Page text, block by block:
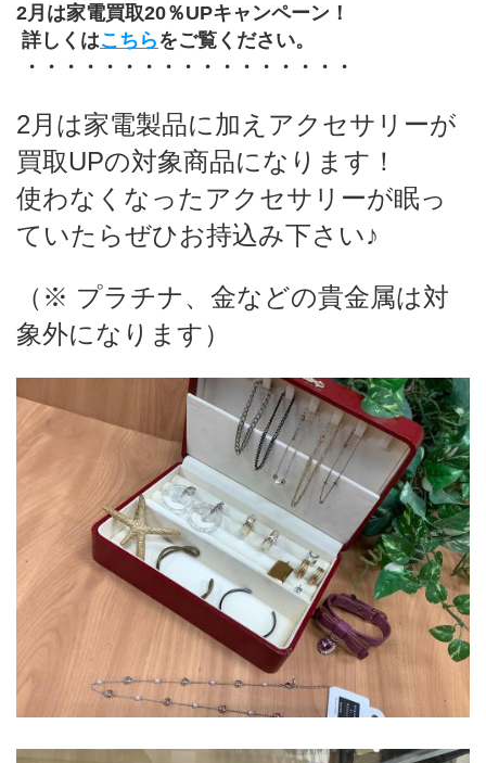
2月は家電買取20％UPキャンペーン！
詳しくはこちら をご覧ください。
・・・・・・・・・・・・・・・・・
2月は家電製品に加えアクセサリーが
買取UPの対象商品になります！
使わなくなったアクセサリーが眠っ
ていたらぜひお持込み下さい♪
（※ プラチナ、金などの貴金属は対
象外になります）